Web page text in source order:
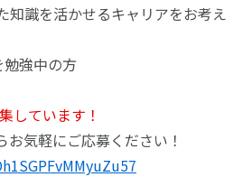
知識を活かせるキャリアをお考え
勉強中の方
しています！
お気軽にご応募ください！